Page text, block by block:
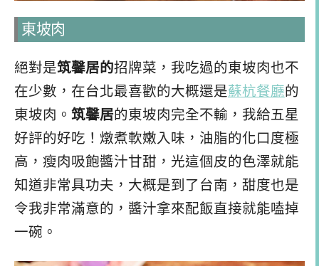
東坡肉
絕對是筑馨居的招牌菜，我吃過的東坡肉也不
在少數，在台北最喜歡的大概還是蘇杭餐廳的
東坡肉。 筑馨居的東坡肉完全不輸，我給五星
好評的好吃！燉煮軟嫩入味，油脂的化口度極
高，瘦肉吸飽醬汁甘甜，光這個皮的色澤就能
知道非常具功夫，大概是到了台南，甜度也是
令我非常滿意的，醬汁拿來配飯直接就能嗑掉
一碗。